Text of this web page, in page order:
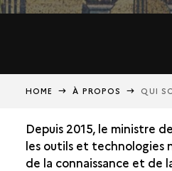
HOME À PROPOS QUI
Depuis 2015, le ministre
les outils et technologies
de la connaissance et de